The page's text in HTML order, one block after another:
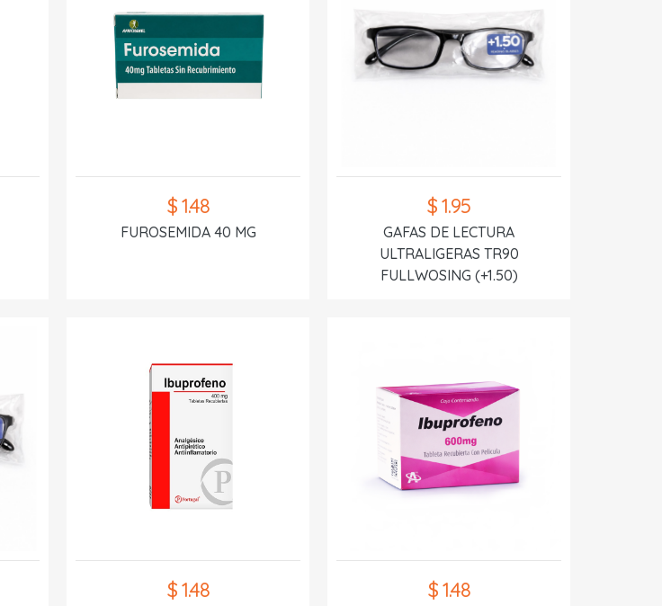
$ 1.48
FUROSEMIDA 40 MG
$ 1.95
GAFAS DE LECTURA
ULTRALIGERAS TR90
FULLWOSING (+1.50)
$ 1.48 $ 1.48